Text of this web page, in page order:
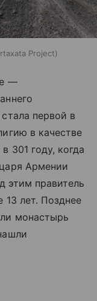
Project
—
первой в
в качестве
301 году, когда
Армении
этим правитель
13 лет. Позднее
монастырь